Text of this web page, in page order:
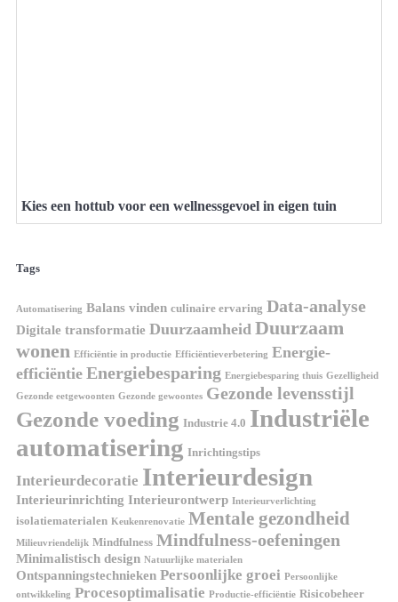
Kies een hottub voor een wellnessgevoel in eigen tuin
Tags
Automatisering Balans vinden culinaire ervaring Data-analyse
Digitale transformatie Duurzaamheid Duurzaam
wonen Efficiëntie in productie Efficiëntieverbetering Energie-
efficiëntie Energiebesparing Energiebesparing thuis Gezelligheid
Gezonde eetgewoonten Gezonde gewoontes Gezonde levensstijl
Gezonde voeding Industrie 4.0 Industriële
automatisering Inrichtingstips
Interieurdecoratie Interieurdesign
Interieurinrichting Interieurontwerp Interieurverlichting
isolatiematerialen Keukenrenovatie Mentale gezondheid
Milieuvriendelijk Mindfulness Mindfulness-oefeningen
Minimalistisch design Natuurlijke materialen
Ontspanningstechnieken Persoonlijke groei Persoonlijke
ontwikkeling Procesoptimalisatie Productie-efficiëntie Risicobeheer